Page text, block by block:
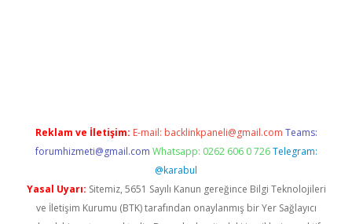
Reklam ve İletişim: E-mail: backlinkpaneli@gmail.com Teams:
forumhizmeti@gmail.com Whatsapp: 0262 606 0 726 Telegram:
@karabul
Yasal Uyarı: Sitemiz, 5651 Sayılı Kanun gereğince Bilgi Teknolojileri
ve İletişim Kurumu (BTK) tarafından onaylanmış bir Yer Sağlayıcı